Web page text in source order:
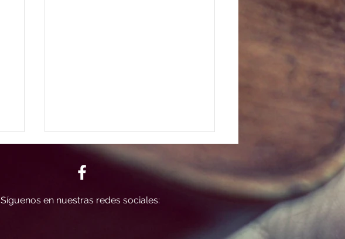
Síguenos en nuestras redes sociales: